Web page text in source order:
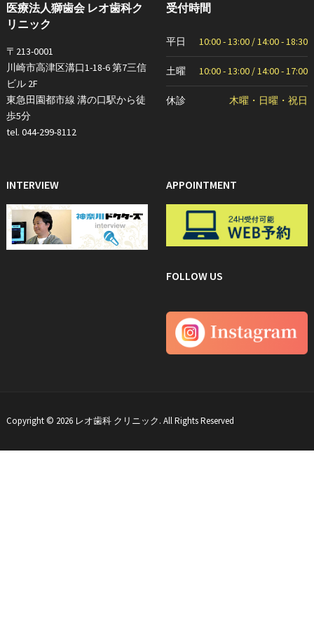
医療法人獅歯会 レオ歯科ク
リニック
〒213-0001
川崎市高津区溝口1-18-6 第7三信
ビル 2F
東急田園都市線 溝の口駅から徒
歩5分
tel. 044-299-8112
受付時間
平日 10:00 - 13:00 / 14:00 - 18:30
土曜 10:00 - 13:00 / 14:00 - 17:00
休診 木曜・日曜・祝日
INTERVIEW APPOINTMENT
FOLLOW US
Copyright © 2026 レオ歯科 クリニック. All Rights Reserved